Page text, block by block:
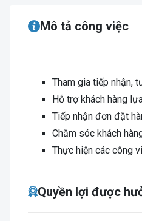
Mô tả công việc
Tham gia tiếp nhận,
Hỗ trợ khách hàng
Tiếp nhận đơn đặt
Chăm sóc khách
Thực hiện các công
Quyền lợi được